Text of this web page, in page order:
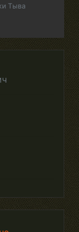
Тыва